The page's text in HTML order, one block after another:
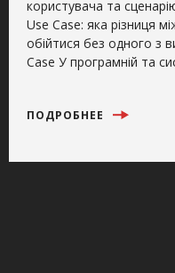
користувача та
Use Case: яка різниця
обійтися без одного з
Case У програмній та
ПОДРОБНЕЕ